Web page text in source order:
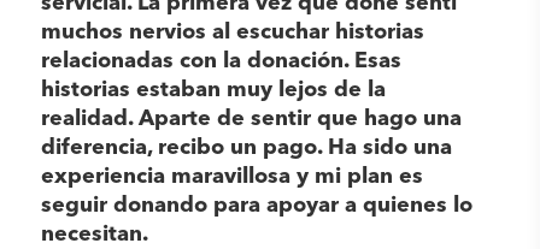
muchos nervios al escuchar historias
relacionadas con la donación. Esas
historias estaban muy lejos de la
realidad. Aparte de sentir que hago una
diferencia, recibo un pago. Ha sido una
experiencia maravillosa y mi plan es
seguir donando para apoyar a quienes lo
necesitan.